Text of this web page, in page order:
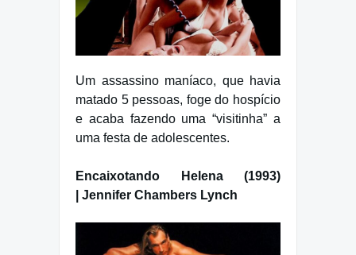
Um assassino maníaco, que havia
matado 5 pessoas, foge do hospício
e acaba fazendo uma “visitinha” a
uma festa de adolescentes.
Encaixotando Helena (1993)
| Jennifer Chambers Lynch